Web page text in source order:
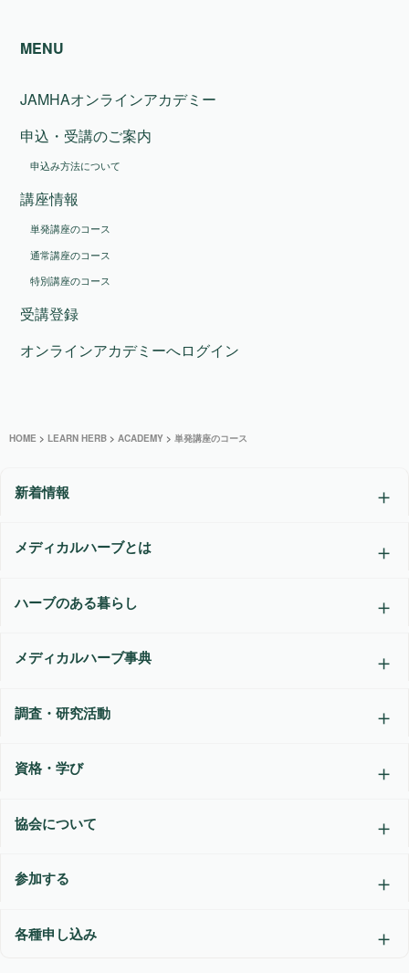
MENU
JAMHAオンラインアカデミー
申込・受講のご案内
申込み方法について
講座情報
単発講座のコース
通常講座のコース
特別講座のコース
受講登録
オンラインアカデミーへログイン
HOME > LEARN HERB > ACADEMY > 単発講座のコース
新着情報
メディカルハーブとは
ハーブのある暮らし
メディカルハーブ事典
調査・研究活動
資格・学び
協会について
参加する
各種申し込み